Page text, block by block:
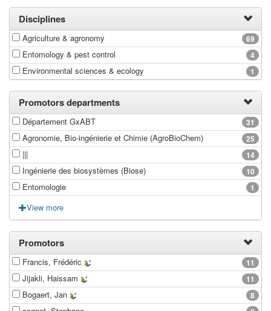
Disciplines
69
Agriculture & agronomy
4
Entomology & pest control
1
Environmental sciences & ecology
Promotors departments
31
Département GxABT
25
Agronomie, Bio-ingénierie et Chimie (AgroBioChem)
14
|||
10
Ingénierie des biosystèmes (Biose)
1
Entomologie
View more
Promotors
11
Francis, Frédéric
11
Jijakli, Haissam
8
Bogaert, Jan